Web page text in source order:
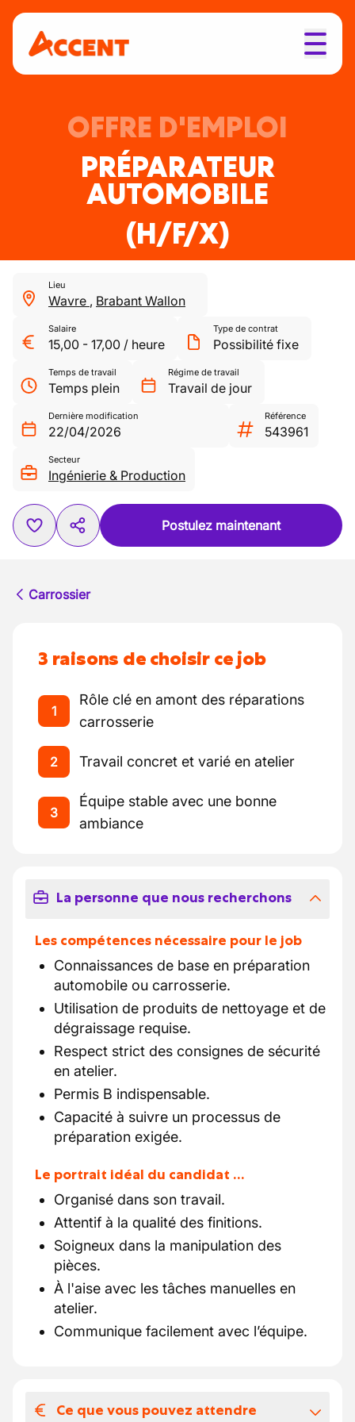
OFFRE D'EMPLOI
PRÉPARATEUR
AUTOMOBILE
(H/F/X)
Lieu
Wavre , Brabant Wallon
Salaire
15,00 - 17,00 / heure
Type de contrat
Possibilité fixe
Temps de travail
Temps plein
Régime de travail
Travail de jour
Dernière modification
22/04/2026
Référence
543961
Secteur
Ingénierie & Production
Postulez maintenant
Carrossier
3 raisons de choisir ce job
1
Rôle clé en amont des réparations
carrosserie
2 Travail concret et varié en atelier
3
Équipe stable avec une bonne
ambiance
La personne que nous recherchons
Les compétences nécessaire pour le job
Connaissances de base en préparation
automobile ou carrosserie.
Utilisation de produits de nettoyage et de
dégraissage requise.
Respect strict des consignes de sécurité
en atelier.
Permis B indispensable.
Capacité à suivre un processus de
préparation exigée.
Le portrait idéal du candidat …
Organisé dans son travail.
Attentif à la qualité des finitions.
Soigneux dans la manipulation des
pièces.
À l'aise avec les tâches manuelles en
atelier.
Communique facilement avec l’équipe.
Ce que vous pouvez attendre